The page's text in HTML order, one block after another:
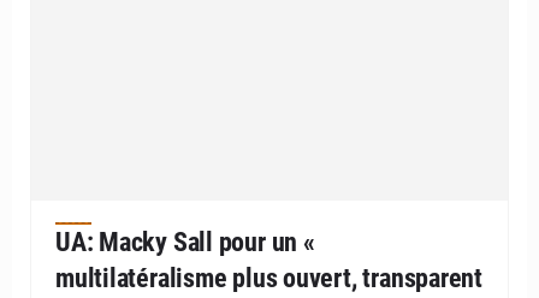
UA: Macky Sall pour un «
multilatéralisme plus ouvert, transparent